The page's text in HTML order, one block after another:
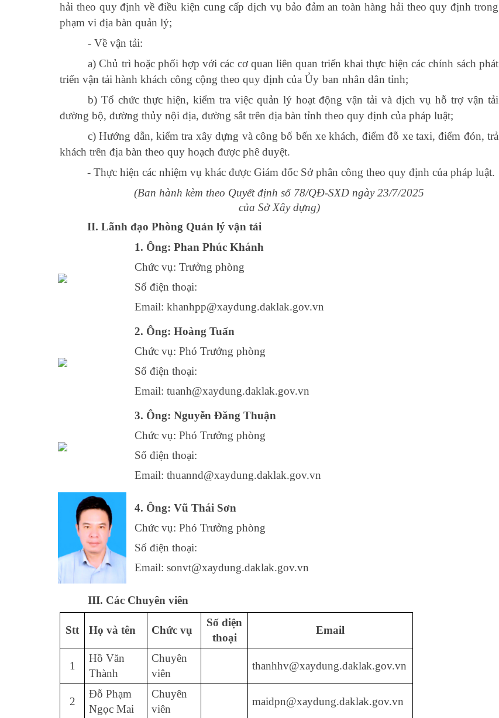
hải theo quy định về điều kiện cung cấp dịch vụ bảo đảm an toàn hàng hải theo quy định trong
phạm vi địa bàn quản lý;
- Về vận tải:
a) Chủ trì hoặc phối hợp với các cơ quan liên quan triển khai thực hiện các chính sách phát
triển vận tải hành khách công cộng theo quy định của Ủy ban nhân dân tỉnh;
b) Tổ chức thực hiện, kiểm tra việc quản lý hoạt động vận tải và dịch vụ hỗ trợ vận tải
đường bộ, đường thủy nội địa, đường sắt trên địa bàn tỉnh theo quy định của pháp luật;
c) Hướng dẫn, kiểm tra xây dựng và công bố bến xe khách, điểm đỗ xe taxi, điểm đón, trả
khách trên địa bàn theo quy hoạch được phê duyệt.
- Thực hiện các nhiệm vụ khácđược Giám đốc Sởphân công theo quy định của pháp luật.
(Ban hành kèm theo Quyết định số 78/QĐ-SXD ngày 23/7/2025
của Sở Xây dựng)
II. Lãnh đạo Phòng Quản lý vận tải
1. Ông: Phan Phúc Khánh
Chức vụ: Trưởng phòng
Số điện thoại:
Email: khanhpp@xaydung.daklak.gov.vn
2. Ông: Hoàng Tuấn
Chức vụ: Phó Trưởng phòng
Số điện thoại:
Email: tuanh@xaydung.daklak.gov.vn
3. Ông: Nguyễn Đăng Thuận
Chức vụ: Phó Trưởng phòng
Số điện thoại:
Email: thuannd@xaydung.daklak.gov.vn
4. Ông: Vũ Thái Sơn
Chức vụ: Phó Trưởng phòng
Số điện thoại:
Email: sonvt@xaydung.daklak.gov.vn
III. Các Chuyên viên
Stt Họ và tên Chức vụ
Số điện
thoại
Email
1
Hồ Văn
Thành
Chuyên
viên
thanhhv@xaydung.daklak.gov.vn
2
Đỗ Phạm
Ngọc Mai
Chuyên
viên
maidpn@xaydung.daklak.gov.vn